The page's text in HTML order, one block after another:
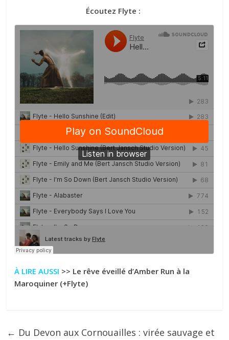
Écoutez Flyte :
À LIRE AUSSI >> Le rêve éveillé d’Amber Run à la
Maroquiner (+Flyte)
← Du Devon aux Cornouailles : virée sauvage et